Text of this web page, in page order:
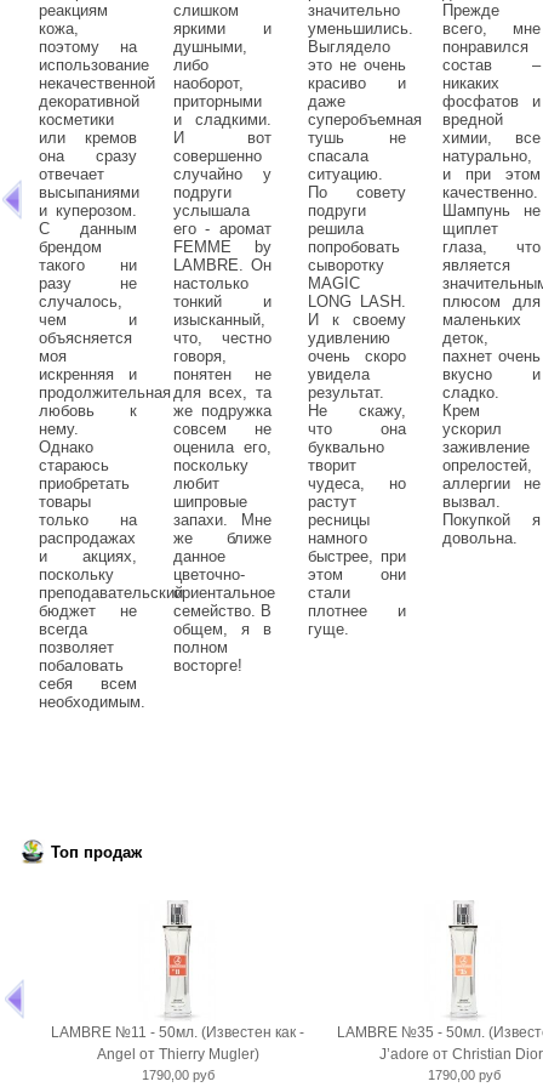
реакциям
кожа,
поэтому на
использование
некачественной
декоративной
косметики
или кремов
она сразу
отвечает
высыпаниями
и куперозом.
С данным
брендом
такого ни
разу не
случалось,
чем и
объясняется
моя
искренняя и
продолжительная
любовь к
нему.
Однако
стараюсь
приобретать
товары
только на
распродажах
и акциях,
поскольку
преподавательский
бюджет не
всегда
позволяет
побаловать
себя всем
необходимым.
слишком
яркими и
душными,
либо
наоборот,
приторными
и сладкими.
И вот
совершенно
случайно у
подруги
услышала
его - аромат
FEMME by
LAMBRE. Он
настолько
тонкий и
изысканный,
что, честно
говоря,
понятен не
для всех, та
же подружка
совсем не
оценила его,
поскольку
любит
шипровые
запахи. Мне
же ближе
данное
цветочно-
ориентальное
семейство. В
общем, я в
полном
восторге!
значительно
уменьшились.
Выглядело
это не очень
красиво и
даже
суперобъемная
тушь не
спасала
ситуацию.
По совету
подруги
решила
попробовать
сыворотку
MAGIC
LONG LASH.
И к своему
удивлению
очень скоро
увидела
результат.
Не скажу,
что она
буквально
творит
чудеса, но
растут
ресницы
намного
быстрее, при
этом они
стали
плотнее и
гуще.
Прежде
всего, мне
понравился
состав –
никаких
фосфатов и
вредной
химии, все
натурально,
и при этом
качественно.
Шампунь не
щиплет
глаза, что
является
плюсом для
маленьких
деток,
пахнет очень
вкусно и
сладко.
Крем
ускорил
заживление
опрелостей,
аллергии не
вызвал.
Покупкой я
довольна.
Топ продаж
LAMBRE №11 - 50мл. (Известен как -
Angel от Thierry Mugler)
1790,00 руб
LAMBRE №35 - 50мл.
J’adore от Christian
1790,00 руб